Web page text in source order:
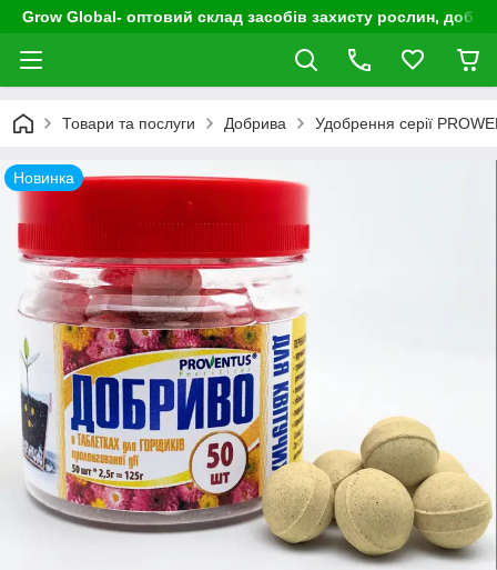
Grow Global- оптовий склад засобів захисту рослин,
Товари та послуги Добрива Удобрення серії
Новинка